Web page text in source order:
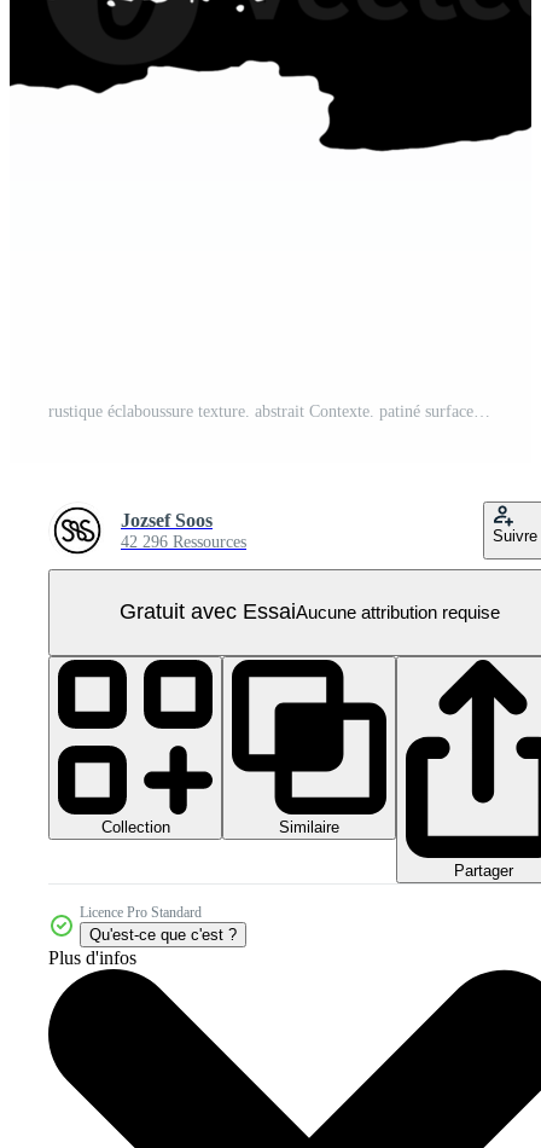
Jozsef Soos
42 296 Ressources Suivre
Gratuit avec EssaiAucune attribution requise
Collection Similaire
Partager
Licence Pro Standard
Qu'est-ce que c'est ?
Plus d'infos